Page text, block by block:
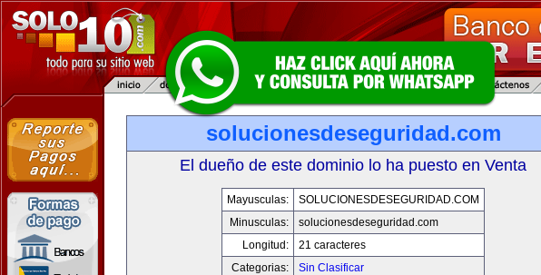
solucionesdeseguridad.com
El dueño de este dominio lo ha puesto en Venta
Mayusculas:
SOLUCIONESDESEGURIDAD.COM
Minusculas:
solucionesdeseguridad.com
Longitud:
21 caracteres
Categorias:
Sin Clasificar